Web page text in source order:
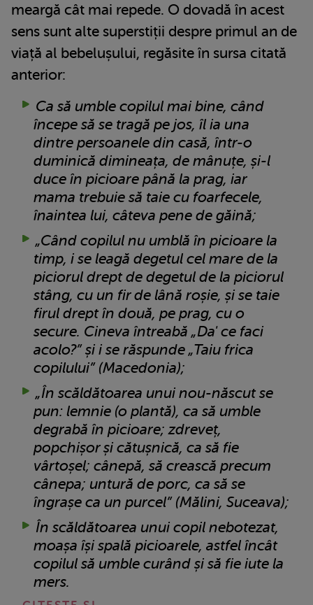
meargă cât mai repede. O dovadă în acest
sens sunt alte superstiții despre primul an de
viață al bebelușului, regăsite în sursa citată
anterior:
Ca să umble copilul mai bine, când
începe să se tragă pe jos, îl ia una
dintre persoanele din casă, într-o
duminică dimineața, de mânuțe, și-l
duce în picioare până la prag, iar
mama trebuie să taie cu foarfecele,
înaintea lui, câteva pene de găină;
„Când copilul nu umblă în picioare la
timp, i se leagă degetul cel mare de la
piciorul drept de degetul de la piciorul
stâng, cu un fir de lână roșie, și se taie
firul drept în două, pe prag, cu o
secure. Cineva întreabă „Da' ce faci
acolo?” și i se răspunde „Taiu frica
copilului” (Macedonia);
„În scăldătoarea unui nou-născut se
pun: lemnie (o plantă), ca să umble
degrabă în picioare; zdreveț,
popchișor și cătușnică, ca să fie
vârtoșel; cânepă, să crească precum
cânepa; untură de porc, ca să se
îngrașe ca un purcel” (Mălini, Suceava);
În scăldătoarea unui copil nebotezat,
moașa își spală picioarele, astfel încât
copilul să umble curând și să fie iute la
mers.